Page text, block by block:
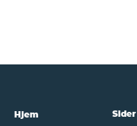
Hjem Sider